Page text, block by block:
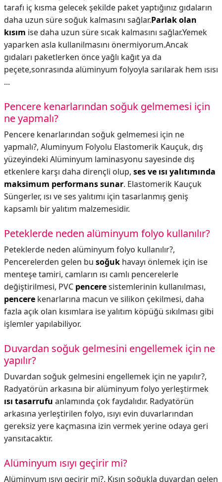
tarafı iç kısma gelecek şekilde paket yaptığınız gıdaların
daha uzun süre soğuk kalmasını sağlar.Parlak olan
kısım ise daha uzun süre sıcak kalmasını sağlar.Yemek
yaparken asla kullanilmasını önermiyorum.Ancak
gıdaları paketlerken önce yağlı kağıt ya da
peçete,sonrasında alüminyum folyoyla sarılarak hem ısısı
...
Pencere kenarlarından soğuk gelmemesi için
ne yapmalı?
Pencere kenarlarından soğuk gelmemesi için ne
yapmalı?, Aluminyum Folyolu Elastomerik Kauçuk, dış
yüzeyindeki Alüminyum laminasyonu sayesinde dış
etkenlere karşı daha dirençli olup, ses ve ısı yalıtımında
maksimum performans sunar. Elastomerik Kauçuk
Süngerler, ısı ve ses yalıtımı için tasarlanmış geniş
kapsamlı bir yalıtım malzemesidir.
Peteklerde neden alüminyum folyo kullanılır?
Peteklerde neden alüminyum folyo kullanılır?,
Pencerelerden gelen bu soğuk havayı önlemek için ise
menteşe tamiri, camların ısı camlı pencerelerle
değiştirilmesi, PVC penceresistemlerinin kullanılması,
pencere kenarlarına macun ve silikon çekilmesi, daha
fazla açık olan kısımlara ise yalıtım köpüğü sıkılması gibi
işlemler yapılabiliyor.
Duvardan soğuk gelmesini engellemek için ne
yapılır?
Duvardan soğuk gelmesini engellemek için ne yapılır?,
Radyatörün arkasına bir alüminyum folyo yerleştirmek
ısı tasarrufu anlamında çok faydalıdır. Radyatörün
arkasına yerleştirilen folyo, ısıyı evin duvarlarından
gereksiz yere kaçmasına izin vermek yerine odaya geri
yansıtacaktır.
Alüminyum ısıyı geçirir mi?
Alüminyum ısıyı geçirir mi?, Kışın soğukla ​​duvardan gelen